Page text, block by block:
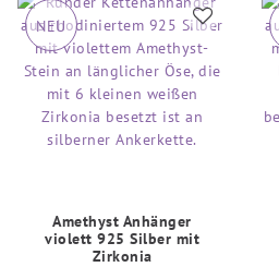
NEU
Amethyst Anhänger
violett 925 Silber mit
Zirkonia